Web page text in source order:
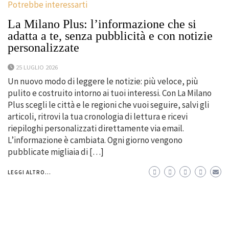
Potrebbe interessarti
La Milano Plus: l’informazione che si
adatta a te, senza pubblicità e con notizie
personalizzate
25 LUGLIO 2026
Un nuovo modo di leggere le notizie: più veloce, più
pulito e costruito intorno ai tuoi interessi. Con La Milano
Plus scegli le città e le regioni che vuoi seguire, salvi gli
articoli, ritrovi la tua cronologia di lettura e ricevi
riepiloghi personalizzati direttamente via email.
L’informazione è cambiata. Ogni giorno vengono
pubblicate migliaia di […]
LEGGI ALTRO...